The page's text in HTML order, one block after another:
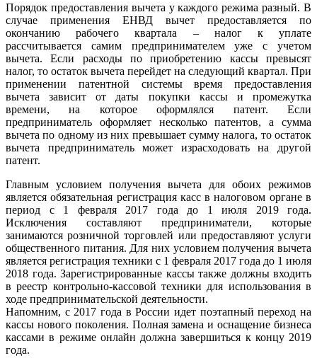
Порядок предоставления вычета у каждого режима разный. В
случае применения ЕНВД вычет предоставляется по
окончанию рабочего квартала – налог к уплате
рассчитывается самим предпринимателем уже с учетом
вычета. Если расходы по приобретению кассы превысят
налог, то остаток вычета перейдет на следующий квартал. При
применении патентной системы время предоставления
вычета зависит от даты покупки кассы и промежутка
времени, на которое оформлялся патент. Если
предприниматель оформляет несколько патентов, а сумма
вычета по одному из них превышает сумму налога, то остаток
вычета предприниматель может израсходовать на другой
патент.
Главным условием получения вычета для обоих режимов
является обязательная регистрация касс в налоговом органе в
период с 1 февраля 2017 года до 1 июля 2019 года.
Исключения составляют предприниматели, которые
занимаются розничной торговлей или предоставляют услуги
общественного питания. Для них условием получения вычета
является регистрация техники с 1 февраля 2017 года до 1 июля
2018 года. Зарегистрированные кассы также должны входить
в реестр контрольно-кассовой техники для использования в
ходе предпринимательской деятельности.
Напомним, с 2017 года в России идет поэтапный переход на
кассы нового поколения. Полная замена и оснащение бизнеса
кассами в режиме онлайн должна завершиться к концу 2019
года.